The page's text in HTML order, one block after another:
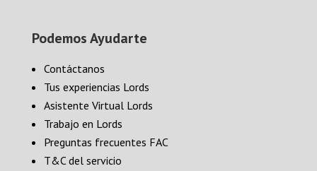
Podemos Ayudarte
Contáctanos
Tus experiencias Lords
Asistente Virtual Lords
Trabajo en Lords
Preguntas frecuentes FAC
T&C del servicio